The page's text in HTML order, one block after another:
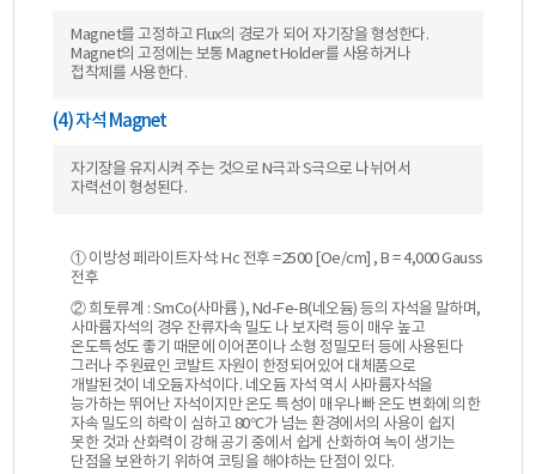
Magnet를 고정하고 Flux의 경로가 되어 자기장을 형성한다.
Magnet의 고정에는 보통 Magnet Holder를 사용하거나
접착제를 사용한다.
(4) 자석 Magnet
자기장을 유지시켜 주는 것으로 N극과 S극으로 나뉘어서
자력선이 형성된다.
① 이방성 페라이트자석: Hc 전후 =2500 [Oe/cm] , B = 4,000 Gauss
전후
② 희토류계 : SmCo(사마륨 ), Nd-Fe-B(네오듐) 등의 자석을 말하며,
사마륨자석의 경우 잔류자속 밀도 나 보자력 등이 매우 높고
온도특성도 좋기 때문에 이어폰이나 소형 정밀모터 등에 사용된다
그러나 주원료인 코발트 자원이 한정되어있어 대체품으로
개발된것이 네오듐자석이다. 네오듐 자석 역시 사마륨자석을
능가하는 뛰어난 자석이지만 온도 특성이 매우나빠 온도 변화에 의한
자속 밀도의 하락이 심하고 80°C가 넘는 환경에서의 사용이 쉽지
못한 것과 산화력이 강해 공기 중에서 쉽게 산화하여 녹이 생기는
단점을 보완하기 위하여 코팅을 해야하는 단점이 있다.